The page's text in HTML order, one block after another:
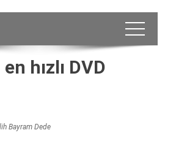
hızlı DVD
Bayram Dede